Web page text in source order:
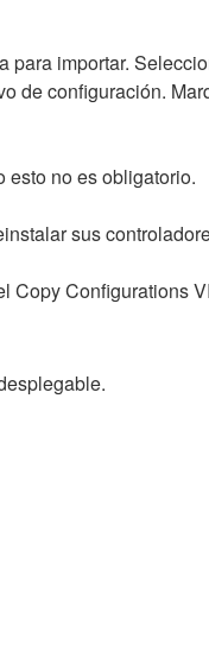
para importar.
de configuración.
esto no es obligatorio.
sus
Copy Configurations